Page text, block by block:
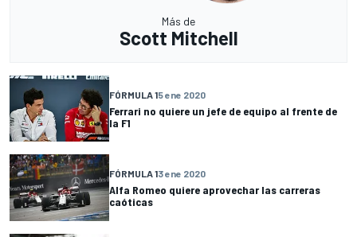
Más de
Scott Mitchell
FÓRMULA 15 ene 2020
Ferrari no quiere un jefe de equipo al frente de
la F1
FÓRMULA 13 ene 2020
Alfa Romeo quiere aprovechar las carreras
caóticas